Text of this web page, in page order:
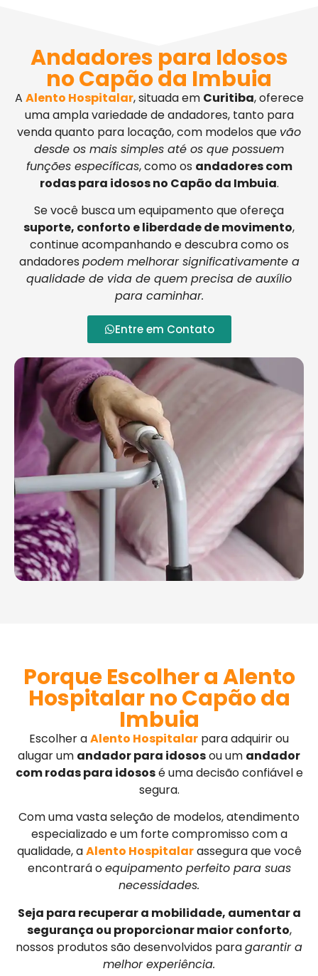
Andadores para Idosos
no Capão da Imbuia
A Alento Hospitalar, situada em Curitiba, oferece
uma ampla variedade de andadores, tanto para
venda quanto para locação, com modelos que vão
desde os mais simples até os que possuem
funções específicas, como os andadores com
rodas para idosos no Capão da Imbuia.
Se você busca um equipamento que ofereça
suporte, conforto e liberdade de movimento,
continue acompanhando e descubra como os
andadores podem melhorar significativamente a
qualidade de vida de quem precisa de auxílio
para caminhar.
Entre em Contato
Porque Escolher a Alento
Hospitalar no Capão da
Imbuia
Escolher aAlento Hospitalar para adquirir ou
alugar um andador para idososou um andador
com rodas para idososé uma decisão confiável e
segura.
Com uma vasta seleção de modelos, atendimento
especializado e um forte compromisso com a
qualidade, aAlento Hospitalarassegura que você
encontrará oequipamento perfeito para suas
necessidades.
Seja para recuperar a mobilidade, aumentar a
segurança ou proporcionar maior conforto,
nossos produtos são desenvolvidos paragarantir a
melhor experiência.